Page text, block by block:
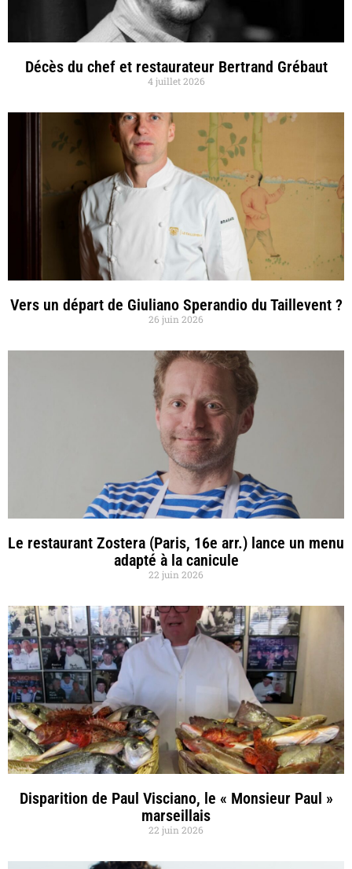
Décès du chef et restaurateur Bertrand Grébaut
4 juillet 2026
Vers un départ de Giuliano Sperandio du Taillevent ?
26 juin 2026
Le restaurant Zostera (Paris, 16e arr.) lance un menu
adapté à la canicule
22 juin 2026
Disparition de Paul Visciano, le « Monsieur Paul »
marseillais
22 juin 2026